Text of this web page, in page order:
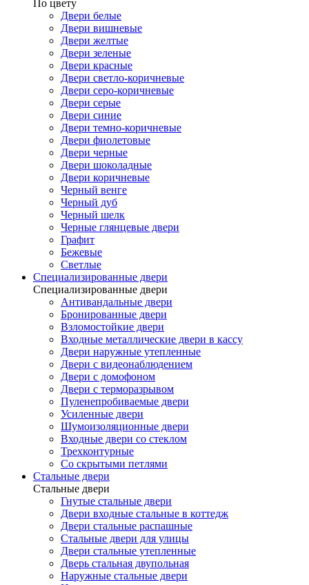
По цвету
Двери белые
Двери вишневые
Двери желтые
Двери зеленые
Двери красные
Двери светло-коричневые
Двери серо-коричневые
Двери серые
Двери синие
Двери темно-коричневые
Двери фиолетовые
Двери черные
Двери шоколадные
Двери коричневые
Черный венге
Черный дуб
Черный шелк
Черные глянцевые двери
Графит
Бежевые
Светлые
Специализированные двери
Специализированные двери
Антивандальные двери
Бронированные двери
Взломостойкие двери
Входные металлические двери в кассу
Двери наружные утепленные
Двери с видеонаблюдением
Двери с домофоном
Двери с терморазрывом
Пуленепробиваемые двери
Усиленные двери
Шумоизоляционные двери
Входные двери со стеклом
Трехконтурные
Со скрытыми петлями
Стальные двери
Стальные двери
Гнутые стальные двери
Двери входные стальные в коттедж
Двери стальные распашные
Стальные двери для улицы
Двери стальные утепленные
Дверь стальная двупольная
Наружные стальные двери